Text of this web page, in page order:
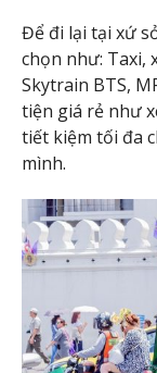
Để đi lại tại xứ
chọn như: Taxi,
Skytrain BTS,
tiện giá rẻ như
tiết kiệm tối đa
mình.